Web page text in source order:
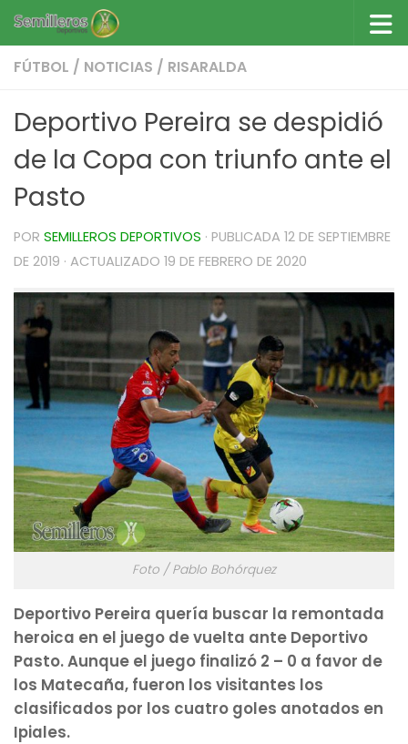
Saltar al contenido
FÚTBOL / NOTICIAS / RISARALDA
Deportivo Pereira se despidió
de la Copa con triunfo ante el
Pasto
POR SEMILLEROS DEPORTIVOS · PUBLICADA 12 DE SEPTIEMBRE
DE 2019 · ACTUALIZADO 19 DE FEBRERO DE 2020
Foto / Pablo Bohórquez
Deportivo Pereira quería buscar la remontada
heroica en el juego de vuelta ante Deportivo
Pasto. Aunque el juego finalizó 2 – 0 a favor de
los Matecaña, fueron los visitantes los
clasificados por los cuatro goles anotados en
Ipiales.